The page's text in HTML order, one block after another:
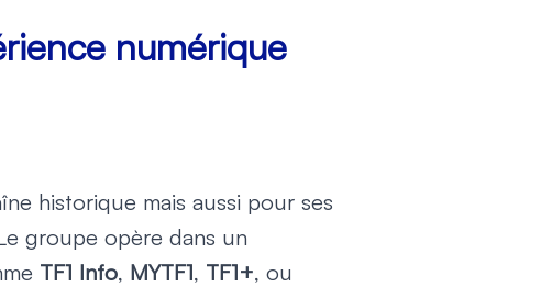
numérique
historique mais aussi pour ses
groupe opère dans un
TF1 Info, MYTF1, TF1+, ou